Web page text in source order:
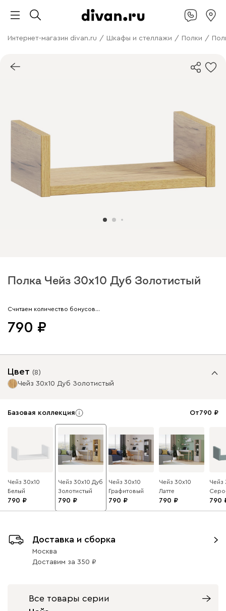
Интернет-магазин divan.ru / Шкафы и стеллажи / Полки /
Полка Чейз 30x10 Дуб Золотистый
Считаем количество бонусов…
790
Цвет (8)
Чейз 30x10 Дуб Золотистый
Базовая коллекция От790
Чейз 30x10
Белый
790
Чейз 30x10 Дуб
Золотистый
790
Чейз 30x10
Графитовый
790
Чейз 30x10
Латте
790
Чейз
790
Доставка и сборка
Москва
Доставим за 350
Все товары серии